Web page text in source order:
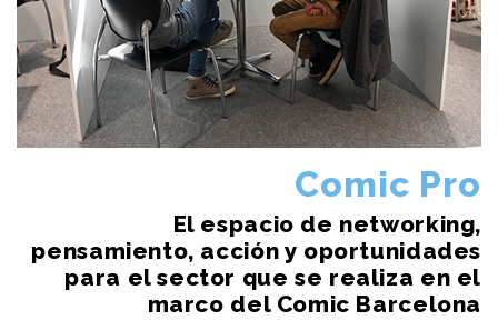
Comic Pro
El espacio de networking,
pensamiento, acción y oportunidades
para el sector que se realiza en el
marco del Comic Barcelona